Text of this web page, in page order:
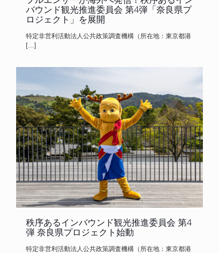
バウンド観光推進委員会 第4弾「奈良県プ
ロジェクト」を展開
特定非営利活動法人公共政策調査機構（所在地：東京都港
[…]
秩序あるインバウンド観光推進委員会 第4
弾 奈良県プロジェクト始動
特定非営利活動法人公共政策調査機構（所在地：東京都港